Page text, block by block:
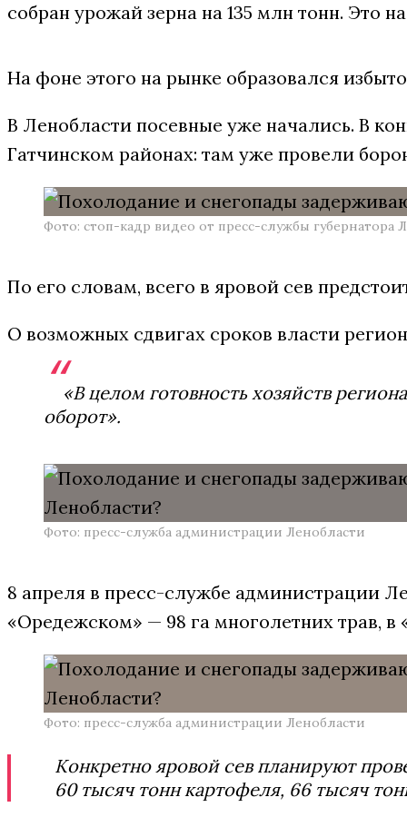
собран урожай зерна на 135 млн тонн. Это
На фоне этого на рынке образовался
В Ленобласти посевные уже начались. В
Гатчинском районах: там уже провели
Фото: стоп-кадр видео от пресс-службы губернатора
По его словам, всего в яровой сев
О возможных сдвигах сроков власти
«В целом готовность хозяйств
оборот».
Фото: пресс-служба администрации Ленобласти
8 апреля в пресс-службе администрации
«Оредежском» — 98 га многолетних трав, в
Фото: пресс-служба администрации Ленобласти
Конкретно яровой сев планируют
60 тысяч тонн картофеля, 66 тысяч